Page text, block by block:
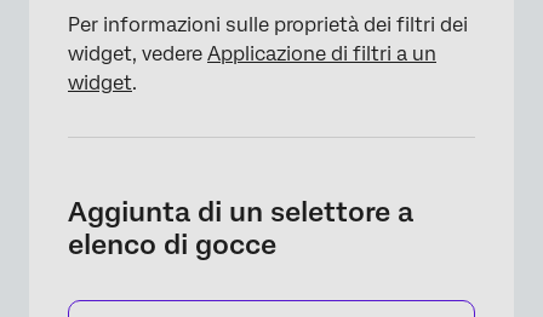
Per informazioni sulle proprietà dei filtri dei
widget, vedere Applicazione di filtri a un
widget.
Aggiunta di un selettore a
elenco di gocce